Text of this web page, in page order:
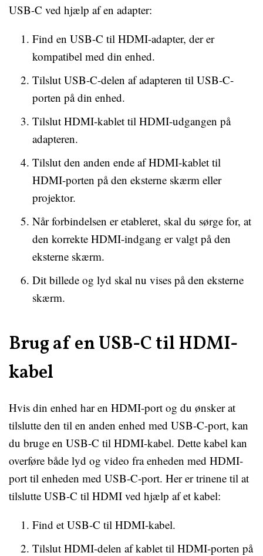
USB-C ved hjælp af en adapter:
Find en USB-C til HDMI-adapter, der er
kompatibel med din enhed.
Tilslut USB-C-delen af adapteren til USB-C-
porten på din enhed.
Tilslut HDMI-kablet til HDMI-udgangen på
adapteren.
Tilslut den anden ende af HDMI-kablet til
HDMI-porten på den eksterne skærm eller
projektor.
Når forbindelsen er etableret, skal du sørge for, at
den korrekte HDMI-indgang er valgt på den
eksterne skærm.
Dit billede og lyd skal nu vises på den eksterne
skærm.
Brug af en USB-C til HDMI-
kabel
Hvis din enhed har en HDMI-port og du ønsker at
tilslutte den til en anden enhed med USB-C-port, kan
du bruge en USB-C til HDMI-kabel. Dette kabel kan
overføre både lyd og video fra enheden med HDMI-
port til enheden med USB-C-port. Her er trinene til at
tilslutte USB-C til HDMI ved hjælp af et kabel:
Find et USB-C til HDMI-kabel.
Tilslut HDMI-delen af ​​kablet til HDMI-porten på